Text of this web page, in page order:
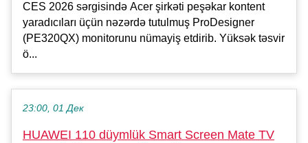
CES 2026 sərgisində Acer şirkəti peşəkar kontent
yaradıcıları üçün nəzərdə tutulmuş ProDesigner
(PE320QX) monitorunu nümayiş etdirib. Yüksək təsvir
ö...
23:00, 01 Дек
HUAWEI 110 düymlük Smart Screen Mate TV